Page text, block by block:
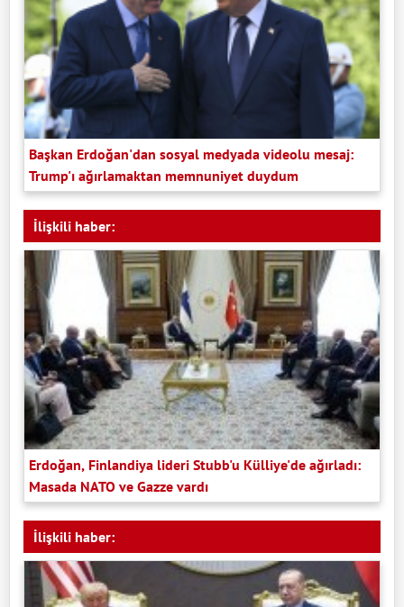
Başkan Erdoğan'dan sosyal medyada videolu mesaj:
Trump'ı ağırlamaktan memnuniyet duydum
İlişkili haber:
Erdoğan, Finlandiya lideri Stubb'u Külliye'de ağırladı:
Masada NATO ve Gazze vardı
İlişkili haber: